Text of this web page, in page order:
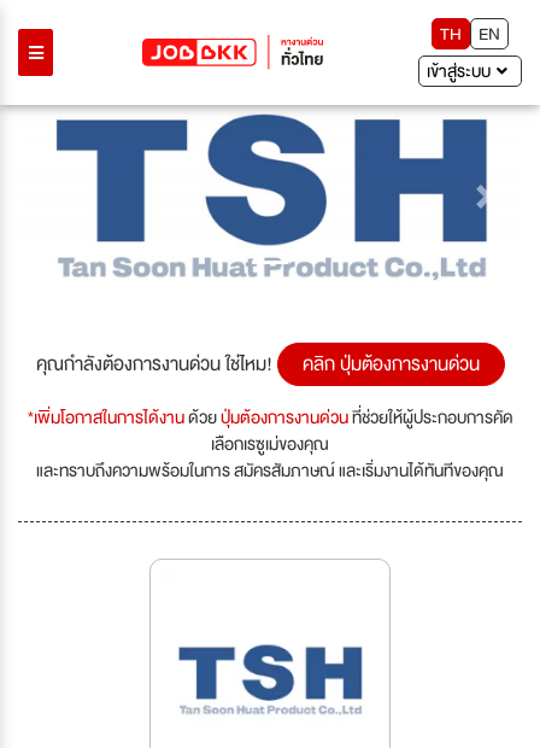
TH
EN
เข้าสู่ระบบ
Next
คุณกำลังต้องการงานด่วน ใช่ไหม! คลิก ปุ่มต้องการงานด่วน
*เพิ่มโอกาสในการได้งานด้วยปุ่มต้องการงานด่วนที่ช่วยให้ผู้ประกอบการคัด
เลือกเรซูเม่ของคุณ
และทราบถึงความพร้อมในการ สมัครสัมภาษณ์ และเริ่มงานได้ทันทีของคุณ